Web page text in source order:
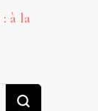
à la